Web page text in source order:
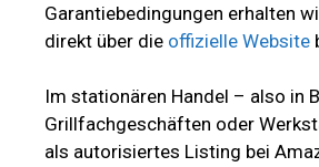
Garantiebedingungen erhalten
direkt über die offizielle Website
Im stationären Handel – also in
Grillfachgeschäften oder
als autorisiertes Listing bei